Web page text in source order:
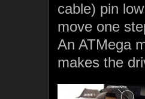
cable) pin
move one
An ATMega
makes the